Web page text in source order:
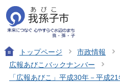
トップページ 市政情報
広報あびこバックナンバー
「広報あびこ」平成30年－平成